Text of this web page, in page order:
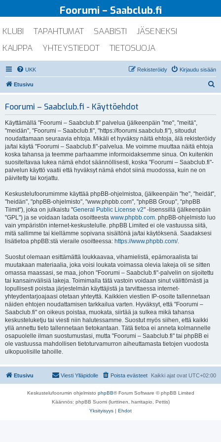
Foorumi – Saabclub.fi
KLUBI TAPAHTUMAT SAABISTI
JÄSENEKSI
KAUPPA
YHTEYSTIEDOT TIETOSUOJA
UKK Kirjaudu sisään
Rekisteröidy
Etusivu
Foorumi – Saabclub.fi - Käyttöehdot
Käyttämällä "Foorumi – Saabclub.fi" palvelua (jälkeenpäin "me", "meitä",
"meidän", "Foorumi – Saabclub.fi", "https://foorumi.saabclub.fi"), sitoudut
noudattamaan seuraavia ehtoja. Mikäli et hyväksy näitä ehtoja, älä rekisteröidy
ja/tai käytä "Foorumi – Saabclub.fi"-palvelua. Me voimme muuttaa näitä ehtoja
koska tahansa ja teemme parhaamme informoidaksemme sinua. On kuitenkin
suositeltavaa lukea nämä ehdot säännöllisesti, koska "Foorumi – Saabclub.fi"-
palvelun käyttö vaatii että hyväksyt nämä ehdot siinä muodossa, kuin ne on
päivitetty tai korjattu.
Keskustelufoorumimme käyttää phpBB-ohjelmistoa, (jälkeenpäin "he", "heidät",
"heidän", "phpBB-ohjelmisto", "www.phpbb.com", "phpBB Group", "phpBB
Tiimit"), joka on julkaistu "General Public License v2" -lisenssillä (jälkeenpäin
"GPL") ja se voidaan ladata osoitteesta www.phpbb.com. phpBB-ohjelmisto luo
vain ympäristön internet-keskustelulle. phpBB Limited ei ole vastuussa siitä,
mitä sallimme tai kiellämme sopivana sisältönä ja/tai käytöksenä. Saadaksesi
lisätietoa phpBB:stä vieraile osoitteessa: https://www.phpbb.com/.
Suostut olemaan esittämättä loukkaavaa, vihamielistä, epämoraalista tai
muutakaan materiaalia, joka voisi loukata voimassa olevia lakeja oli se sitten
omassa maassasi, se maa, johon "Foorumi – Saabclub.fi"-palvelin on sijoitettu
tai kansainvälisiä lakeja. Toimimalla tätä vastoin voidaan sinut välittömästi ja
lopullisesti poistaa järjestelmän käyttäjistä ja tarvittaessa internet-
yhteydentarjoajaasi otetaan yhteyttä. Kaikkien viestien IP-osoite tallennetaan
näiden ehtojen noudattamisen tarkkailua varten. Hyväksyt, että "Foorumi –
Saabclub.fi" on oikeus poistaa, muokata, siirtää ja sulkea mikä tahansa
keskusteluketju tai viesti niin halutessamme. Suostut myös siihen, että kaikki
yllä annettu tieto tallennetaan tietokantaan. Tätä tietoa ei anneta kolmannelle
osapuolelle ilman suostumustasi, mutta "Foorumi – Saabclub.fi" tai phpBB ei
ole vastuussa mahdollisen tietoturvamurron aiheuttamasta tietojen vuodosta
ulkopuolisille tahoille.
Etusivu Kaikki ajat ovat UTC+02:00
Poista evästeet
Viesti Ylläpidolle
Keskustelufoorumin ohjelmisto phpBB® Forum Software © phpBB Limited
Käännös: phpBB Suomi (lurttinen, harritapio, Pettis)
Yksityisyys | Ehdot